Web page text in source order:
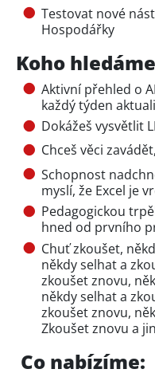
Testovat nové
Hospodářky
Koho
Aktivní přehled o
každý týden
Dokážeš vysvětlit
Chceš věci
Schopnost
myslí, že Excel je
Pedagogickou
hned od prvního
Chuť zkoušet,
někdy selhat a
zkoušet znovu,
někdy selhat a
zkoušet znovu,
Zkoušet znovu a
Co nabízíme: